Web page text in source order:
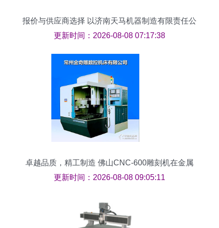
报价与供应商选择 以济南天马机器制造有限责任公
司的雕刻机为例
更新时间：2026-08-08 07:17:38
卓越品质，精工制造 佛山CNC-600雕刻机在金属
模具加工中的卓越表现
更新时间：2026-08-08 09:05:11